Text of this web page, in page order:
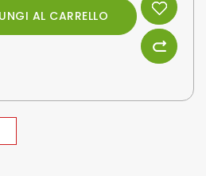
AL CARRELLO